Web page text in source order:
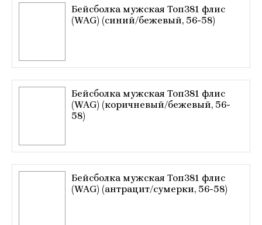
Бейсболка мужская Топ381 флис
(WAG) (синий/бежевый, 56-58)
Бейсболка мужская Топ381 флис
(WAG) (коричневый/бежевый, 56-
58)
Бейсболка мужская Топ381 флис
(WAG) (антрацит/сумерки, 56-58)